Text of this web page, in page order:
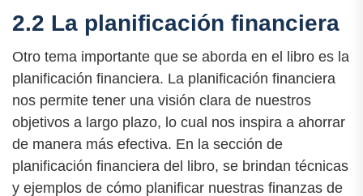
2.2 La planificación financiera
Otro tema importante que se aborda en el libro es la
planificación financiera. La planificación financiera
nos permite tener una visión clara de nuestros
objetivos a largo plazo, lo cual nos inspira a ahorrar
de manera más efectiva. En la sección de
planificación financiera del libro, se brindan técnicas
y ejemplos de cómo planificar nuestras finanzas de